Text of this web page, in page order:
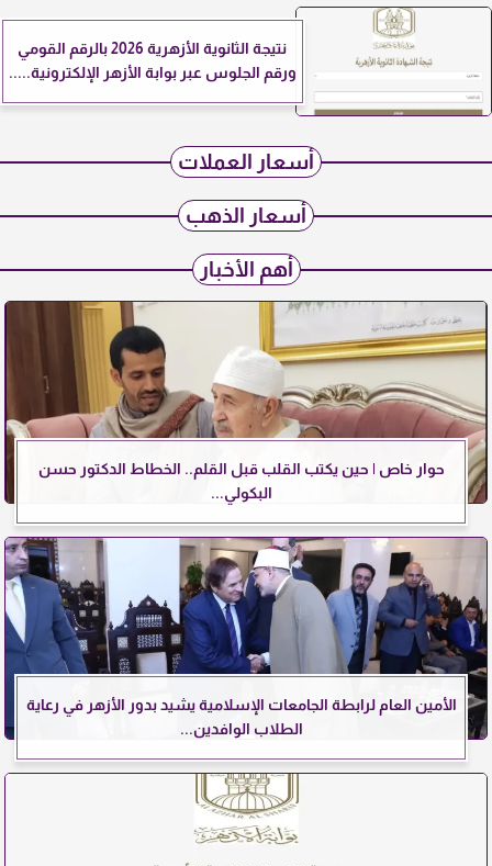
نتيجة الثانوية الأزهرية 2026 بالرقم القومي
ورقم الجلوس عبر بوابة الأزهر الإلكترونية.....
أسعار العملات
أسعار الذهب
أهم الأخبار
حوار خاص | حين يكتب القلب قبل القلم.. الخطاط الدكتور حسن
البكولي...
الأمين العام لرابطة الجامعات الإسلامية يشيد بدور الأزهر في رعاية
الطلاب الوافدين...